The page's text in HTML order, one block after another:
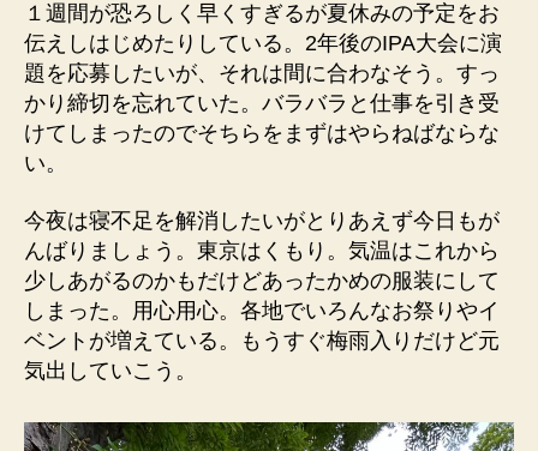
１週間が恐ろしく早くすぎるが夏休みの予定をお
伝えしはじめたりしている。2年後のIPA大会に演
題を応募したいが、それは間に合わなそう。すっ
かり締切を忘れていた。バラバラと仕事を引き受
けてしまったのでそちらをまずはやらねばならな
い。
今夜は寝不足を解消したいがとりあえず今日もが
んばりましょう。東京はくもり。気温はこれから
少しあがるのかもだけどあったかめの服装にして
しまった。用心用心。各地でいろんなお祭りやイ
ベントが増えている。もうすぐ梅雨入りだけど元
気出していこう。